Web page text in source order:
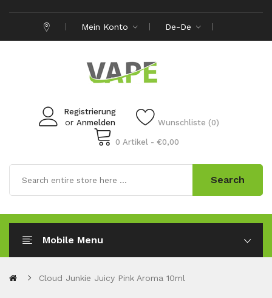
Mein Konto De-De
Registrierung
or Anmelden Wunschliste (0)
0 Artikel - €0,00
Search
Mobile Menu
Cloud Junkie Juicy Pink Aroma 10ml